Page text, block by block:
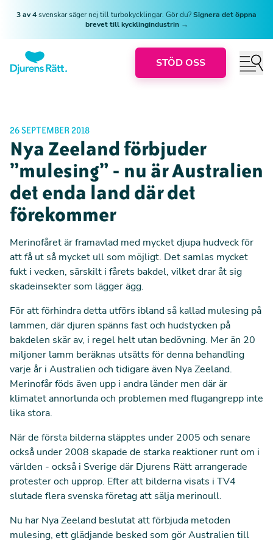
3 av 4svenskar säger nej till turbokycklingar. Gör du?Signera det öppna
brevet till kycklingindustrin →
STÖD OSS
26 SEPTEMBER 2018
Nya Zeeland förbjuder
”mulesing” - nu är Australien
det enda land där det
förekommer
Merinofåret är framavlad med mycket djupa hudveck för
att få ut så mycket ull som möjligt. Det samlas mycket
fukt i vecken, särskilt i fårets bakdel, vilket drar åt sig
skadeinsekter som lägger ägg.
För att förhindra detta utförs ibland så kallad mulesing på
lammen, där djuren spänns fast och hudstycken på
bakdelen skär av, i regel helt utan bedövning. Mer än 20
miljoner lamm beräknas utsätts för denna behandling
varje år i Australien och tidigare även Nya Zeeland.
Merinofår föds även upp i andra länder men där är
klimatet annorlunda och problemen med flugangrepp inte
lika stora.
När de första bilderna släpptes under 2005 och senare
också under 2008 skapade de starka reaktioner runt om i
världen - också i Sverige där Djurens Rätt arrangerade
protester och upprop. Efter att bilderna visats i TV4
slutade flera svenska företag att sälja merinoull.
Nu har Nya Zeeland beslutat att förbjuda metoden
mulesing, ett glädjande besked som gör Australien till